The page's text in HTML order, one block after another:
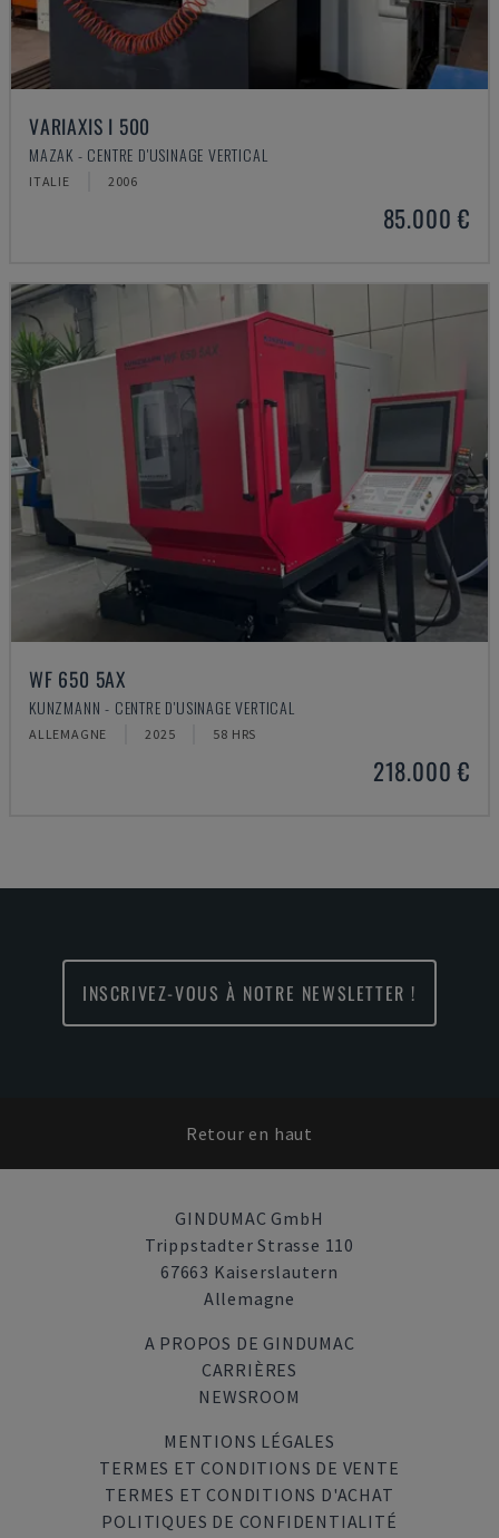
VARIAXIS I 500
MAZAK - CENTRE D'USINAGE VERTICAL
ITALIE 2006
85.000 €
WF 650 5AX
KUNZMANN - CENTRE D'USINAGE VERTICAL
ALLEMAGNE 2025 58 HRS
218.000 €
INSCRIVEZ-VOUS À NOTRE NEWSLETTER !
Retour en haut
GINDUMAC GmbH
Trippstadter Strasse 110
67663 Kaiserslautern
Allemagne
A PROPOS DE GINDUMAC
CARRIÈRES
NEWSROOM
MENTIONS LÉGALES
TERMES ET CONDITIONS DE VENTE
TERMES ET CONDITIONS D'ACHAT
POLITIQUES DE CONFIDENTIALITÉ